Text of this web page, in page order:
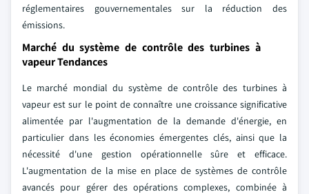
réglementaires gouvernementales sur la réduction des
émissions.
Marché du système de contrôle des turbines à
vapeur Tendances
Le marché mondial du système de contrôle des turbines à
vapeur est sur le point de connaître une croissance significative
alimentée par l'augmentation de la demande d'énergie, en
particulier dans les économies émergentes clés, ainsi que la
nécessité d'une gestion opérationnelle sûre et efficace.
L'augmentation de la mise en place de systèmes de contrôle
avancés pour gérer des opérations complexes, combinée à